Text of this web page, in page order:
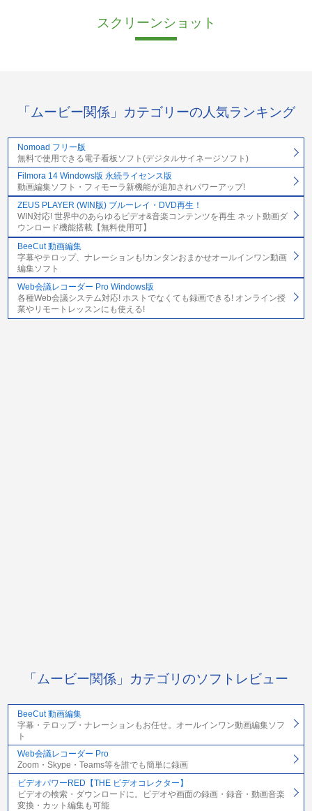
スクリーンショット
「ムービー関係」カテゴリーの人気ランキング
Nomoad フリー版
無料で使用できる電子看板ソフト(デジタルサイネージソフト)
Filmora 14 Windows版 永続ライセンス版
動画編集ソフト・フィモーラ新機能が追加されパワーアップ!
ZEUS PLAYER (WIN版) ブルーレイ・DVD再生！
WIN対応! 世界中のあらゆるビデオ&音楽コンテンツを再生 ネット動画ダ
ウンロード機能搭載【無料使用可】
BeeCut 動画編集
字幕やテロップ、ナレーションも!カンタンおまかせオールインワン動画
編集ソフト
Web会議レコーダー Pro Windows版
各種Web会議システム対応! ホストでなくても録画できる! オンライン授
業やリモートレッスンにも使える!
「ムービー関係」カテゴリのソフトレビュー
BeeCut 動画編集
字幕・テロップ・ナレーションもお任せ。オールインワン動画編集ソフ
ト
Web会議レコーダー Pro
Zoom・Skype・Teams等を誰でも簡単に録画
ビデオパワーRED【THE ビデオコレクター】
ビデオの検索・ダウンロードに。ビデオや画面の録画・録音・動画音楽
変換・カット編集も可能